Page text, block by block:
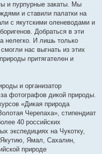
и пурпурные закаты. Мы
и ставили палатки на
с якутскими оленеводами и
Добраться в эти
нелегко. И лишь только
нас выгнать из этих
притягателен и
и организатор
фотографов дикой природы.
«Дикая природа
Черепаха», стипендиат
40 российских
экспедициях на Чукотку,
Ямал, Сахалин,
природе